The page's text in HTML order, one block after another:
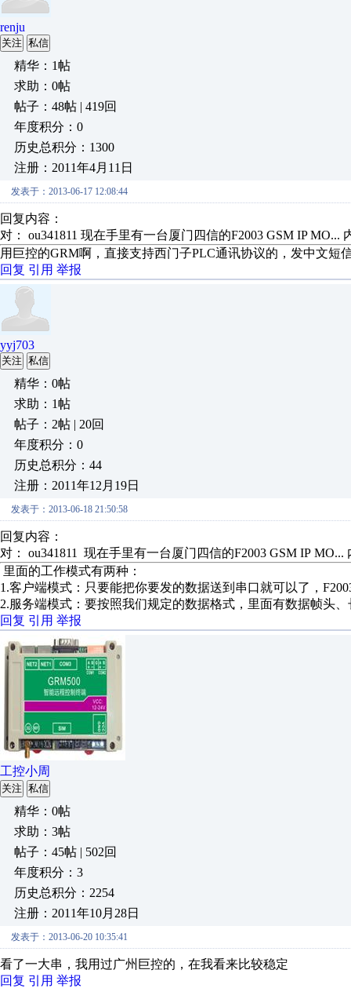
renju
关注 私信
精华：1帖
求助：0帖
帖子：48帖 | 419回
年度积分：0
历史总积分：1300
注册：2011年4月11日
发表于：2013-06-17 12:08:44
回复内容：
对： ou341811 现在手里有一台厦门四信的F2003 GSM IP MO...
用巨控的GRM啊，直接支持西门子PLC通讯协议的，发中文短
回复 引用 举报
yyj703
关注 私信
精华：0帖
求助：1帖
帖子：2帖 | 20回
年度积分：0
历史总积分：44
注册：2011年12月19日
发表于：2013-06-18 21:50:58
回复内容：
对： ou341811
现在手里有一台厦门四信的F2003 GSM IP MO...
里面的工作模式有两种：
1.客户端模式：只要能把你要发的数据送到串口就可以了，
2.服务端模式：要按照我们规定的数据格式，里面有数据帧头
回复 引用 举报
工控小周
关注 私信
精华：0帖
求助：3帖
帖子：45帖 | 502回
年度积分：3
历史总积分：2254
注册：2011年10月28日
发表于：2013-06-20 10:35:41
看了一大串，我用过广州巨控的，在我看来比较稳定
回复 引用 举报